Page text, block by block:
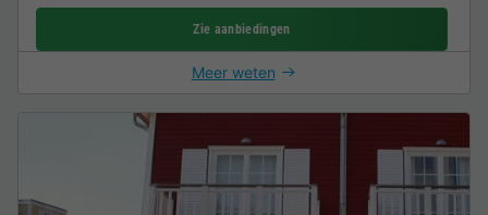
Zie aanbiedingen
Meer weten